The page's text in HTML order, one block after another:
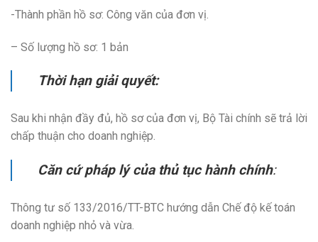
-Thành phần hồ sơ: Công văn của đơn vị.
– Số lượng hồ sơ: 1 bản
Thời hạn giải quyết:
Sau khi nhận đầy đủ, hồ sơ của đơn vị, Bộ Tài chính sẽ trả lời
chấp thuận cho doanh nghiệp.
Căn cứ pháp lý của thủ tục hành chính:
Thông tư số 133/2016/TT-BTC hướng dẫn Chế độ kế toán
doanh nghiệp nhỏ và vừa.